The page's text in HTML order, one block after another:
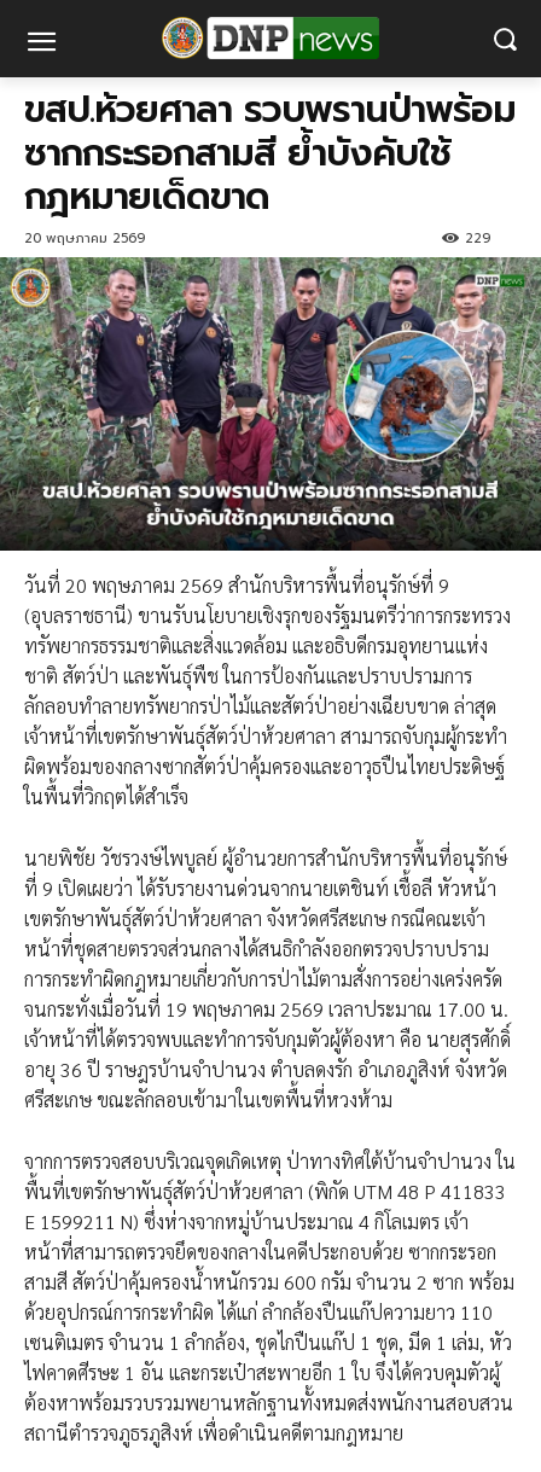
ขสป.ห้วยศาลา รวบพรานป่าพร้อม
ซากกระรอกสามสี ย้ำบังคับใช้
กฎหมายเด็ดขาด
20 พฤษภาคม 2569 229
วันที่ 20 พฤษภาคม 2569 สำนักบริหารพื้นที่อนุรักษ์ที่ 9
(อุบลราชธานี) ขานรับนโยบายเชิงรุกของรัฐมนตรีว่าการกระทรวง
ทรัพยากรธรรมชาติและสิ่งแวดล้อม และอธิบดีกรมอุทยานแห่ง
ชาติ สัตว์ป่า และพันธุ์พืช ในการป้องกันและปราบปรามการ
ลักลอบทำลายทรัพยากรป่าไม้และสัตว์ป่าอย่างเฉียบขาด ล่าสุด
เจ้าหน้าที่เขตรักษาพันธุ์สัตว์ป่าห้วยศาลา สามารถจับกุมผู้กระทำ
ผิดพร้อมของกลางซากสัตว์ป่าคุ้มครองและอาวุธปืนไทยประดิษฐ์
ในพื้นที่วิกฤตได้สำเร็จ
นายพิชัย วัชรวงษ์ไพบูลย์ ผู้อำนวยการสำนักบริหารพื้นที่อนุรักษ์
ที่ 9 เปิดเผยว่า ได้รับรายงานด่วนจากนายเตชินท์ เชื้อลี หัวหน้า
เขตรักษาพันธุ์สัตว์ป่าห้วยศาลา จังหวัดศรีสะเกษ กรณีคณะเจ้า
หน้าที่ชุดสายตรวจส่วนกลางได้สนธิกำลังออกตรวจปราบปราม
การกระทำผิดกฎหมายเกี่ยวกับการป่าไม้ตามสั่งการอย่างเคร่งครัด
จนกระทั่งเมื่อวันที่ 19 พฤษภาคม 2569 เวลาประมาณ 17.00 น.
เจ้าหน้าที่ได้ตรวจพบและทำการจับกุมตัวผู้ต้องหา คือ นายสุรศักดิ์
อายุ 36 ปี ราษฎรบ้านจำปานวง ตำบลดงรัก อำเภอภูสิงห์ จังหวัด
ศรีสะเกษ ขณะลักลอบเข้ามาในเขตพื้นที่หวงห้าม
จากการตรวจสอบบริเวณจุดเกิดเหตุ ป่าทางทิศใต้บ้านจำปานวง ใน
พื้นที่เขตรักษาพันธุ์สัตว์ป่าห้วยศาลา (พิกัด UTM 48 P 411833
E 1599211 N) ซึ่งห่างจากหมู่บ้านประมาณ 4 กิโลเมตร เจ้า
หน้าที่สามารถตรวจยึดของกลางในคดีประกอบด้วย ซากกระรอก
สามสี สัตว์ป่าคุ้มครองน้ำหนักรวม 600 กรัม จำนวน 2 ซาก พร้อม
ด้วยอุปกรณ์การกระทำผิด ได้แก่ ลำกล้องปืนแก๊ปความยาว 110
เซนติเมตร จำนวน 1 ลำกล้อง, ชุดไกปืนแก๊ป 1 ชุด, มีด 1 เล่ม, หัว
ไฟคาดศีรษะ 1 อัน และกระเป๋าสะพายอีก 1 ใบ จึงได้ควบคุมตัวผู้
ต้องหาพร้อมรวบรวมพยานหลักฐานทั้งหมดส่งพนักงานสอบสวน
สถานีตำรวจภูธรภูสิงห์ เพื่อดำเนินคดีตามกฎหมาย